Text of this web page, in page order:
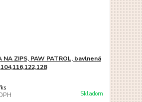
NA ZIPS, PAW PATROL, bavlnená
ks
Skladom